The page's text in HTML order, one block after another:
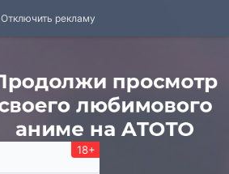
Отключить рекламу
18+